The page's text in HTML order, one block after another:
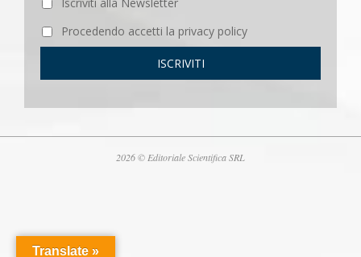
Procedendo accetti la privacy policy
2026 © Editoriale Scientifica SRL
Translate »